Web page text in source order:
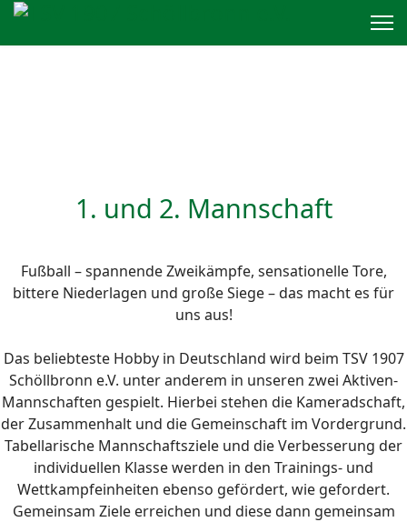
1. und 2. Mannschaft
Fußball – spannende Zweikämpfe, sensationelle Tore,
bittere Niederlagen und große Siege – das macht es für
uns aus!
Das beliebteste Hobby in Deutschland wird beim TSV 1907
Schöllbronn e.V. unter anderem in unseren zwei Aktiven-
Mannschaften gespielt. Hierbei stehen die Kameradschaft,
der Zusammenhalt und die Gemeinschaft im Vordergrund.
Tabellarische Mannschaftsziele und die Verbesserung der
individuellen Klasse werden in den Trainings- und
Wettkampfeinheiten ebenso gefördert, wie gefordert.
Gemeinsam Ziele erreichen und diese dann gemeinsam